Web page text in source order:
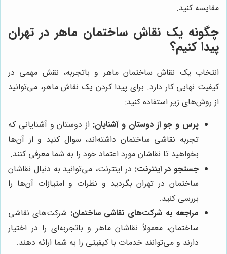
مقایسه کنید.
چگونه یک نقاش ساختمان ماهر در تهران
پیدا کنیم؟
انتخاب یک نقاش ساختمان ماهر و باتجربه، نقش مهمی در
کیفیت نهایی کار دارد. برای پیدا کردن یک نقاش ماهر، می‌توانید
از روش‌های زیر استفاده کنید:
پرس و جو از دوستان و آشنایان: از دوستان و آشنایانی که
تجربه نقاشی ساختمان داشته‌اند، سوال کنید و از آن‌ها
بخواهید تا نقاشان مورد اعتماد خود را به شما معرفی کنند.
جستجو در اینترنت: در اینترنت، می‌توانید به دنبال نقاشان
ساختمان در تهران بگردید و نظرات و امتیازات آن‌ها را
بررسی کنید.
مراجعه به شرکت‌های نقاشی ساختمان: شرکت‌های نقاشی
ساختمان، معمولاً نقاشان ماهر و باتجربه‌ای را در اختیار
دارند و می‌توانند خدمات با کیفیتی را به شما ارائه دهند.